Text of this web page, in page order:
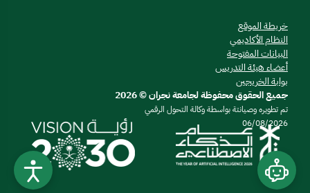
خريطة الموقع
النظام الأكاديمي
البيانات المفتوحة
أعضاء هيئة التدريس
بوابة الخريجين
جميع الحقوق محفوظة لجامعة نجران © 2026
تم تطويره وصيانتة بواسطة وكالة التحول الرقمي
06/08/2026